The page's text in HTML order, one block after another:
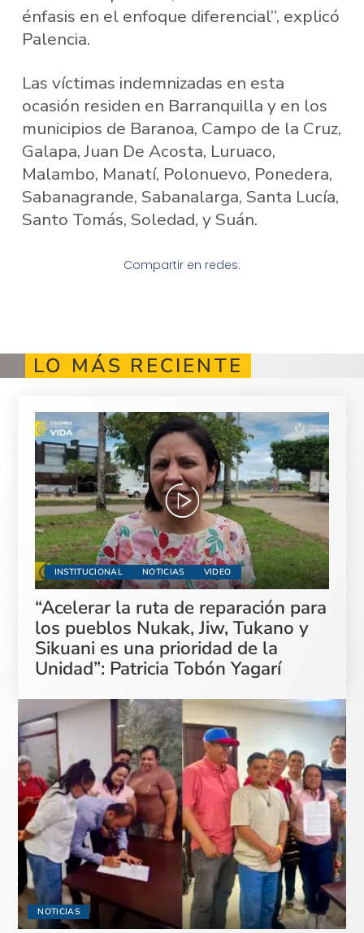
énfasis en el enfoque diferencial”, explicó
Palencia.
Las víctimas indemnizadas en esta
ocasión residen en Barranquilla y en los
municipios de Baranoa, Campo de la Cruz,
Galapa, Juan De Acosta, Luruaco,
Malambo, Manatí, Polonuevo, Ponedera,
Sabanagrande, Sabanalarga, Santa Lucía,
Santo Tomás, Soledad, y Suán.
Compartir en redes:
LO MÁS RECIENTE
INSTITUCIONAL NOTICIAS VIDEO
“Acelerar la ruta de reparación para
los pueblos Nukak, Jiw, Tukano y
Sikuani es una prioridad de la
Unidad”: Patricia Tobón Yagarí
NOTICIAS